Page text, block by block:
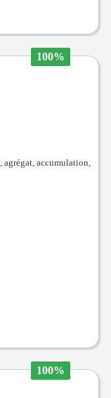
100%
agrégat, accumulation,
100%